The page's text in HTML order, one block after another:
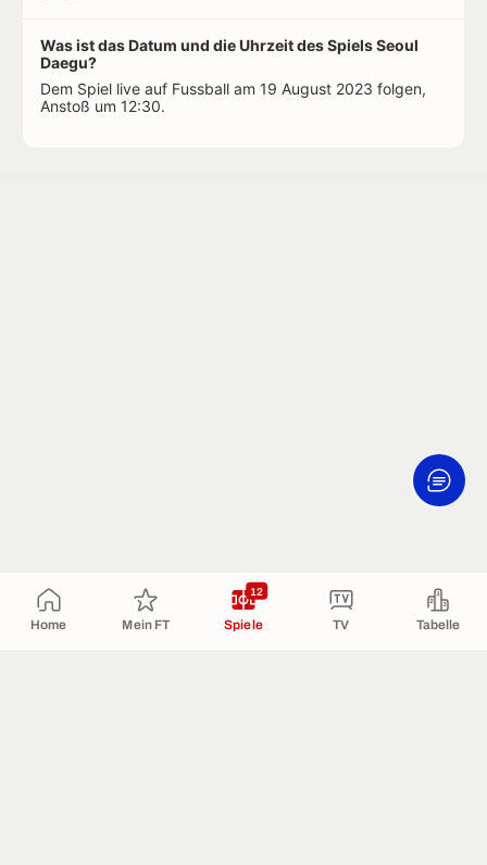
Home Mein FT Spiele
12
TV Tabelle
Was ist das Datum und die Uhrzeit des Spiels Seoul
Daegu?
Dem Spiel live auf Fussball am 19 August 2023 folgen,
Anstoß um 12:30.